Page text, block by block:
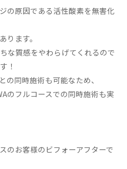
の原因である活性酸素を無害化
ります。
な質感をやわらげてくれるので
！
の同時施術も可能なため、
のフルコースでの同時施術も実
のお客様のビフォーアフターで